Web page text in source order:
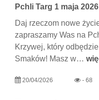
Pchli Targ 1 maja 2026
Daj rzeczom nowe
zapraszamy Was na
Krzywej, który
Smaków! Masz w…
20/04/2026 - 68